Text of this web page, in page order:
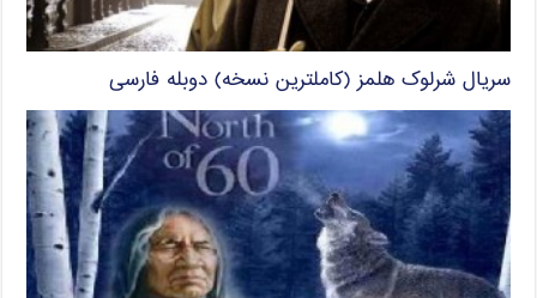
سریال شرلوک هلمز (کاملترین نسخه) دوبله فارسی